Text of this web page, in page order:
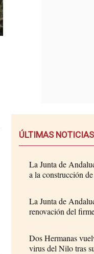
ÚLTIMAS
La Junta de
a la construcción
La Junta de
renovación del
Dos Hermanas
virus del Nilo tras